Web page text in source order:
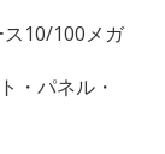
ス10/100メガ
・パネル・